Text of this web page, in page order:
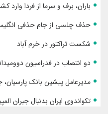
باران، برف و سرما از فردا وارد
حذف چلسی از جام حذفی
شکست تراکتور در خرم آباد
دو انتصاب در فدراسیون
مدیرعامل پیشین بانک
تکواندوی ایران بدنبال جبران